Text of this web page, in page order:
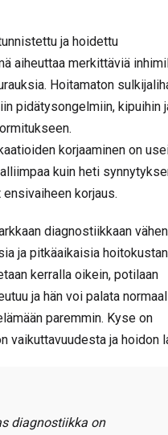
ja hoidettu
aiheuttaa merkittäviä
Hoitamaton
pidätysongelmiin, kipuihin
korjaaminen on
kuin heti
korjaus.
diagnostiikkaan
ja pitkäaikaisia
kerralla oikein, potilaan
ja hän voi palata
paremmin. Kyse on
vaikuttavuudesta ja hoidon
diagnostiikka on